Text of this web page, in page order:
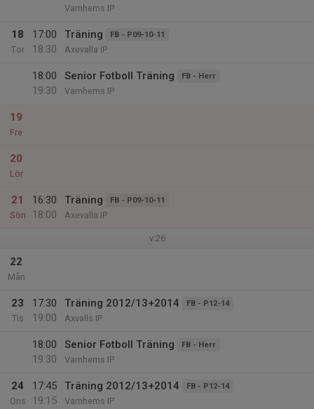
Varnhems IP
18
Tor
17:00
18:30
Träning FB - P09-10-11
Axevalla IP
18:00
19:30
Senior Fotboll Träning FB - Herr
Varnhems IP
19
Fre
20
Lör
21
Sön
16:30
18:00
Träning FB - P09-10-11
Axevalla IP
v.26
22
Mån
23
Tis
17:30
19:00
Träning 2012/13+2014 FB - P12-14
Axvalls IP
18:00
19:30
Senior Fotboll Träning FB - Herr
Varnhems IP
24
Ons
17:45
19:15
Träning 2012/13+2014 FB - P12-14
Varnhems IP